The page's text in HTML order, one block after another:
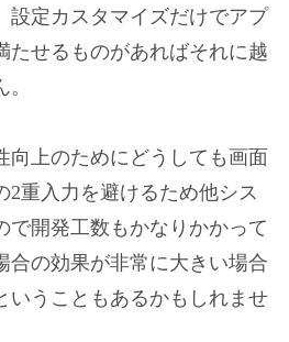
設定カスタマイズだけでアプ
たせるものがあればそれに越
向上のためにどうしても画面
2重入力を避けるため他シス
で開発工数もかなりかかって
合の効果が非常に大きい場合
いうこともあるかもしれませ